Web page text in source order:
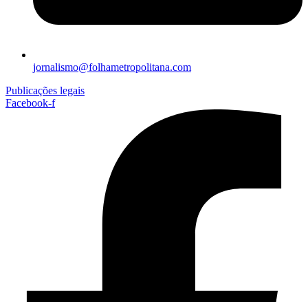
jornalismo@folhametropolitana.com
Publicações legais
Facebook-f